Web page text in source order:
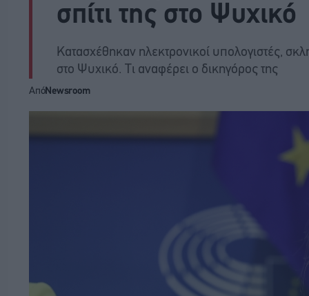
σπίτι της στο Ψυχικό
Κατασχέθηκαν ηλεκτρονικοί υπολογιστές,
στο Ψυχικό. Tι αναφέρει ο δικηγόρος της
ΑπόNewsroom